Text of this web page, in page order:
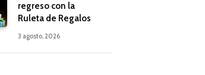
regreso con la
Ruleta de Regalos
3 agosto, 2026